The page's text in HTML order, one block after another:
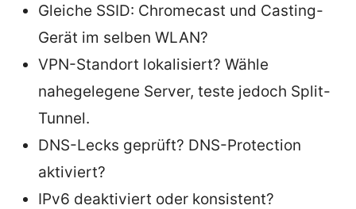
Gleiche SSID: Chromecast und Casting-
Gerät im selben WLAN?
VPN-Standort lokalisiert? Wähle
nahegelegene Server, teste jedoch Split-
Tunnel.
DNS-Lecks geprüft? DNS-Protection
aktiviert?
IPv6 deaktiviert oder konsistent?